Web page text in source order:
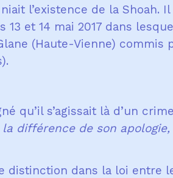
l’existence de la Shoah.
et 14 mai 2017 dans
(Haute-Vienne) commis
qu’il s’agissait là d’un
différence de son apologie,
distinction dans la loi entre